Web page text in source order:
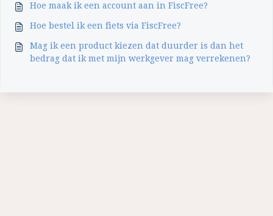
Hoe maak ik een account aan in FiscFree?
Hoe bestel ik een fiets via FiscFree?
Mag ik een product kiezen dat duurder is dan het
bedrag dat ik met mijn werkgever mag verrekenen?